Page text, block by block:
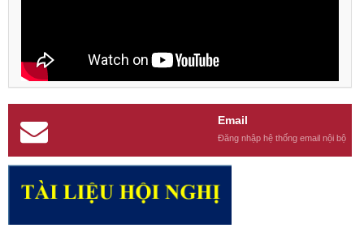
Email
Đăng nhập hệ thống email nội bộ